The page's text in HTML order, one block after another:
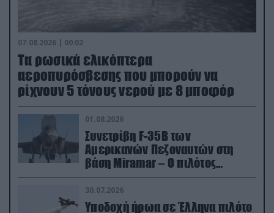
07.08.2026 | 00:02
Τα ρωσικά ελικόπτερα
αεροπυρόσβεσης που μπορούν να
ρίχνουν 5 τόνους νερού με 8 μποφόρ
01.08.2026
Συνετρίβη F-35B των
Αμερικανών Πεζοναυτών στη
βάση Miramar – Ο πιλότος
εκτινάχθηκε εγκαίρως
30.07.2026
Υποδοχή ήρωα σε Έλληνα πιλότο